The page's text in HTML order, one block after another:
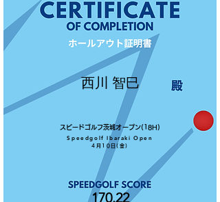
西川 智巳
スピードゴルフ茨城オープン(18H)
Speedgolf Ibaraki Open
4月10日(金)
170.22